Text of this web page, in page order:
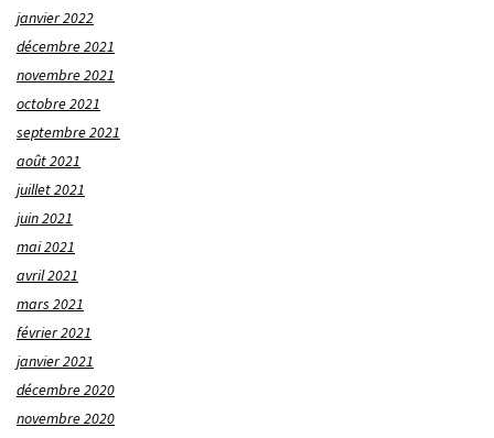
janvier 2022
décembre 2021
novembre 2021
octobre 2021
septembre 2021
août 2021
juillet 2021
juin 2021
mai 2021
avril 2021
mars 2021
février 2021
janvier 2021
décembre 2020
novembre 2020